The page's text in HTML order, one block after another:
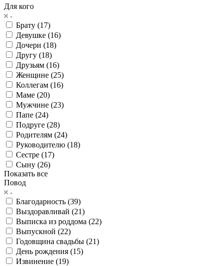
Для кого
Брату (17)
Девушке (16)
Дочери (18)
Другу (18)
Друзьям (16)
Женщине (25)
Коллегам (16)
Маме (20)
Мужчине (23)
Папе (24)
Подруге (28)
Родителям (24)
Руководителю (18)
Сестре (17)
Сыну (26)
Показать все
Повод
Благодарность (39)
Выздоравливай (21)
Выписка из роддома (22)
Выпускной (22)
Годовщина свадьбы (21)
День рождения (15)
Извинение (19)